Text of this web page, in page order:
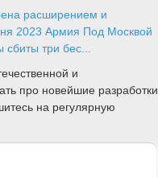
расширением и
2023 Армия Под Москвой
сбиты три бес...
и
про новейшие разработки
на регулярную